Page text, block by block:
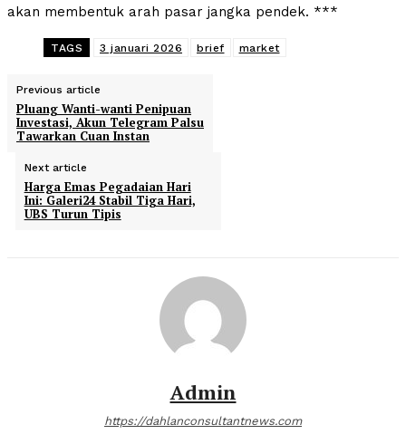
akan membentuk arah pasar jangka pendek. ***
TAGS 3 januari 2026 brief market
Previous article
Pluang Wanti-wanti Penipuan
Investasi, Akun Telegram Palsu
Tawarkan Cuan Instan
Next article
Harga Emas Pegadaian Hari
Ini: Galeri24 Stabil Tiga Hari,
UBS Turun Tipis
Admin
https://dahlanconsultantnews.com